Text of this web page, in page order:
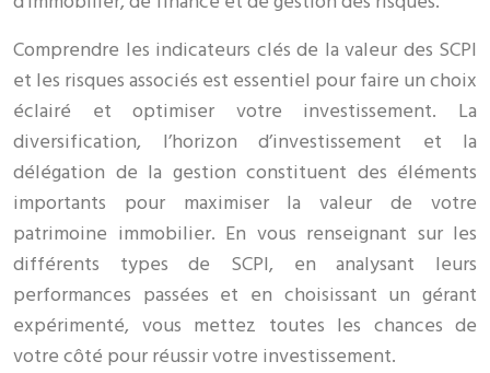
Comprendre les indicateurs clés de la valeur des SCPI
et les risques associés est essentiel pour faire un choix
éclairé et optimiser votre investissement. La
diversification, l’horizon d’investissement et la
délégation de la gestion constituent des éléments
importants pour maximiser la valeur de votre
patrimoine immobilier. En vous renseignant sur les
différents types de SCPI, en analysant leurs
performances passées et en choisissant un gérant
expérimenté, vous mettez toutes les chances de
votre côté pour réussir votre investissement.